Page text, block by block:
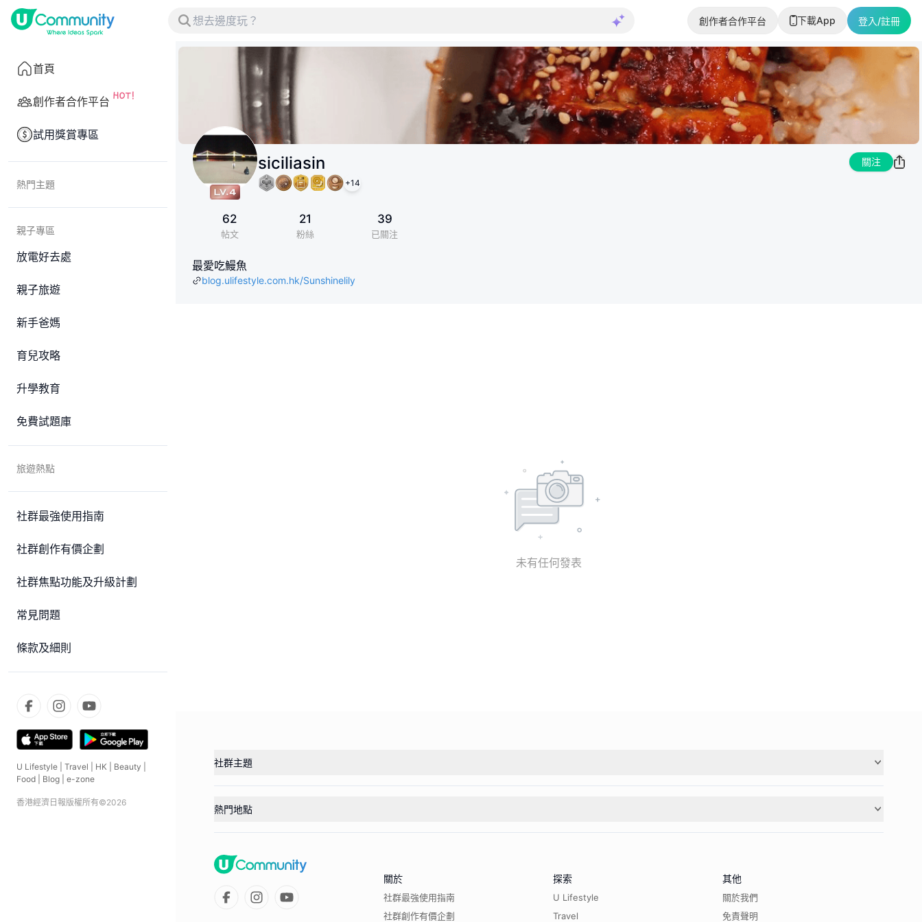
創作者合作平台 下載App 登入/註冊
首頁
創作者合作平台
試用獎賞專區
熱門主題
親子專區
放電好去處
親子旅遊
新手爸媽
育兒攻略
升學教育
免費試題庫
旅遊熱點
社群最強使用指南
社群創作有價企劃
社群焦點功能及升級計劃
常見問題
條款及細則
U Lifestyle Travel HK Beauty
Food
Blog e-zone
香港經濟日報版權所有©2026
siciliasin
+14
關注
62
帖文
21
粉絲
39
已關注
最愛吃鰻魚
blog.ulifestyle.com.hk/Sunshinelily
未有任何發表
社群主題
熱門地點
關於
社群最強使用指南
社群創作有價企劃
探索
U Lifestyle
Travel
其他
關於我們
免責聲明